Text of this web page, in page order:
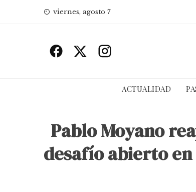
viernes, agosto 7
ACTUALIDAD
Pablo Moyano
desafío abierto